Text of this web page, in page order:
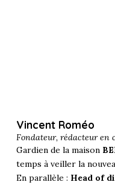
Vincent Roméo
Fondateur, rédacteur en
Gardien de la maison
temps à veiller la
En parallèle : Head of